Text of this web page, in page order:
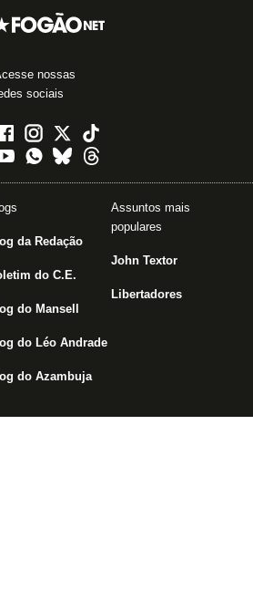
nossas
sociais
da Redação
do C.E.
do Mansell
do Léo Andrade
do Azambuja
Assuntos mais
populares
John Textor
Libertadores